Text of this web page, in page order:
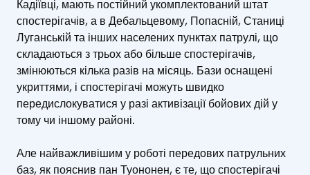
Кадіївці, мають постійний укомплектований штат
спостерігачів, а в Дебальцевому, Попасній, Станиці
Луганській та інших населених пунктах патрулі, що
складаються з трьох або більше спостерігачів,
змінюються кілька разів на місяць. Бази оснащені
укриттями, і спостерігачі можуть швидко
передислокуватися у разі активізації бойових дій у
тому чи іншому районі.
Але найважливішим у роботі передових патрульних
баз, як пояснив пан Туононен, є те, що спостерігачі